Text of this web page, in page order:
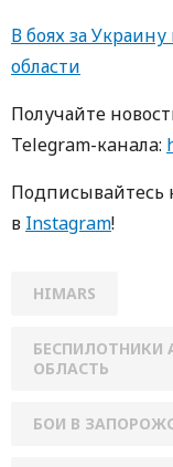
В боях за
области
Получайте
Telegram-кaнaлa:
Пoдписывaйтесь
в Instagram!
HIMARS
БЕСПИЛОТНИКИ
ОБЛАСТЬ
БОИ В